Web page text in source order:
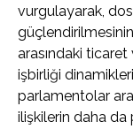
vurgulayarak,
arasındaki
işbirliği
parlamentolar
ilişkilerin daha